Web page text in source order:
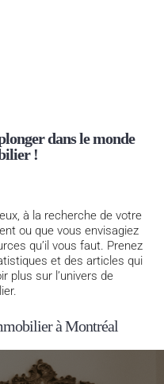
dans le monde
!
à la recherche de votre
ou que vous envisagiez
qu’il vous faut. Prenez
et des articles qui
plus sur l’univers de
à Montréal